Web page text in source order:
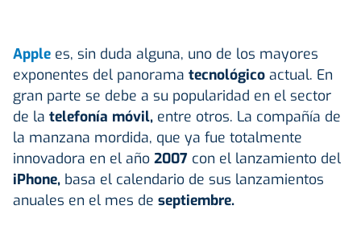
Apple es, sin duda alguna, uno de los mayores
exponentes del panorama tecnológico actual. En
gran parte se debe a su popularidad en el sector
de la telefonía móvil, entre otros. La compañía de
la manzana mordida, que ya fue totalmente
innovadora en el año 2007 con el lanzamiento del
iPhone, basa el calendario de sus lanzamientos
anuales en el mes de septiembre.